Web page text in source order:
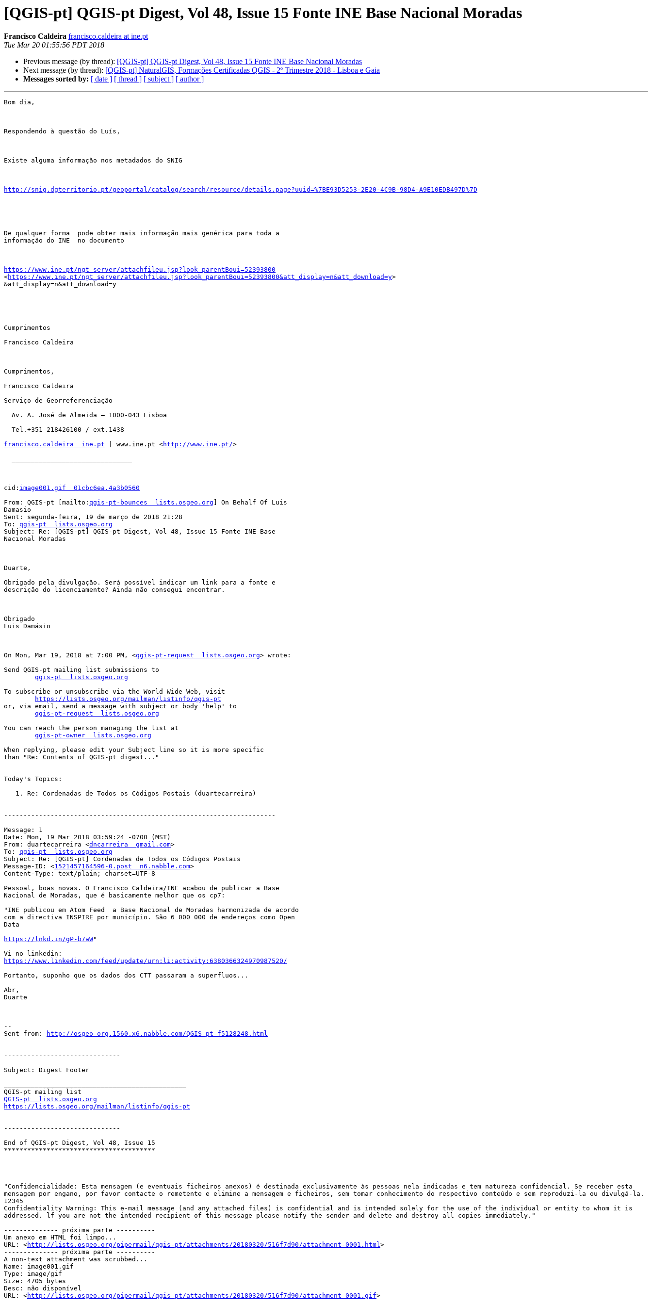
[QGIS-pt] QGIS-pt Digest, Vol 48, Issue 15 Fonte INE Base Nacional Moradas
Francisco Caldeira francisco.caldeira at ine.pt
Tue Mar 20 01:55:56 PDT 2018
Previous message (by thread): [QGIS-pt] QGIS-pt Digest, Vol 48, Issue 15 Fonte INE Base Nacional Moradas
Next message (by thread): [QGIS-pt] NaturalGIS, Formações Certificadas QGIS - 2º Trimestre 2018 - Lisboa e Gaia
Messages sorted by: [ date ] [ thread ] [ subject ] [ author ]
Bom dia,
Respondendo à questão do Luís,
Existe alguma informação nos metadados do SNIG
http://snig.dgterritorio.pt/geoportal/catalog/search/resource/details.page?uuid=%7BE93D5253-2E20-4C9B-98D4-A9E10EDB497D%7D
De qualquer forma  pode obter mais informação mais genérica para toda a
informação do INE  no documento
https://www.ine.pt/ngt_server/attachfileu.jsp?look_parentBoui=52393800
<https://www.ine.pt/ngt_server/attachfileu.jsp?look_parentBoui=52393800&att_display=n&att_download=y>
&att_display=n&att_download=y
Cumprimentos
Francisco Caldeira
Cumprimentos,
Francisco Caldeira
Serviço de Georreferenciação
francisco.caldeira  ine.pt | www.ine.pt <http://www.ine.pt/>
cid: image001.gif  01cbc6ea.4a3b0560
From: QGIS-pt [mailto: qgis-pt-bounces  lists.osgeo.org ] On Behalf Of Luis
Damasio
Sent: segunda-feira, 19 de março de 2018 21:28
To: qgis-pt  lists.osgeo.org
Subject: Re: [QGIS-pt] QGIS-pt Digest, Vol 48, Issue 15 Fonte INE Base
Nacional Moradas
Duarte,
Obrigado pela divulgação. Será possível indicar um link para a fonte e
descrição do licenciamento? Ainda não consegui encontrar.
Obrigado
Luis Damásio
On Mon, Mar 19, 2018 at 7:00 PM, <qgis-pt-request  lists.osgeo.org> wrote:
Send QGIS-pt mailing list submissions to
qgis-pt  lists.osgeo.org
To subscribe or unsubscribe via the World Wide Web, visit
https://lists.osgeo.org/mailman/listinfo/qgis-pt
or, via email, send a message with subject or body 'help' to
qgis-pt-request  lists.osgeo.org
You can reach the person managing the list at
qgis-pt-owner  lists.osgeo.org
When replying, please edit your Subject line so it is more specific
than "Re: Contents of QGIS-pt digest..."
Today's Topics:
----------------------------------------------------------------------
Message: 1
Date: Mon, 19 Mar 2018 03:59:24 -0700 (MST)
From: duartecarreira <dncarreira  gmail.com>
To: qgis-pt  lists.osgeo.org
Subject: Re: [QGIS-pt] Cordenadas de Todos os Códigos Postais
Message-ID: <1521457164596-0.post  n6.nabble.com>
Content-Type: text/plain; charset=UTF-8
Pessoal, boas novas. O Francisco Caldeira/INE acabou de publicar a Base
Nacional de Moradas, que é basicamente melhor que os cp7:
"INE publicou em Atom Feed  a Base Nacional de Moradas harmonizada de acordo
com a directiva INSPIRE por município. São 6 000 000 de endereços como Open
Data
https://lnkd.in/gP-b7aW"
https://www.linkedin.com/feed/update/urn:li:activity:6380366324970987520/
Portanto, suponho que os dados dos CTT passaram a superfluos...
Abr,
Duarte
--
Sent from:
http://osgeo-org.1560.x6.nabble.com/QGIS-pt-f5128248.html
------------------------------
Subject: Digest Footer
QGIS-pt  lists.osgeo.org
https://lists.osgeo.org/mailman/listinfo/qgis-pt
------------------------------
End of QGIS-pt Digest, Vol 48, Issue 15
***************************************
"Confidencialidade: Esta mensagem (e eventuais ficheiros anexos) é destinada exclusivamente às pessoas nela indicadas e tem natureza confidencial. Se receber esta
mensagem por engano, por favor contacte o remetente e elimine a mensagem e ficheiros, sem tomar conhecimento do respectivo conteúdo e sem reproduzi-la ou divulgá-la.
12345
Confidentiality Warning: This e-mail message (and any attached files) is confidential and is intended solely for the use of the individual or entity to whom it is
addressed. lf you are not the intended recipient of this message please notify the sender and delete and destroy all copies immediately."
-------------- próxima parte ----------
Um anexo em HTML foi limpo...
URL: <http://lists.osgeo.org/pipermail/qgis-pt/attachments/20180320/516f7d90/attachment-0001.html>
-------------- próxima parte ----------
A non-text attachment was scrubbed...
Name: image001.gif
Type: image/gif
Size: 4705 bytes
Desc: não disponível
URL: <http://lists.osgeo.org/pipermail/qgis-pt/attachments/20180320/516f7d90/attachment-0001.gif